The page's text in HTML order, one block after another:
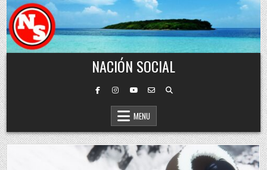
Skip to content
NACIÓN SOCIAL
MENU